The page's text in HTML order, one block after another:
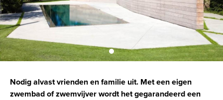
Nodig alvast vrienden en familie uit. Met een eigen
zwembad of zwemvijver wordt het gegarandeerd een